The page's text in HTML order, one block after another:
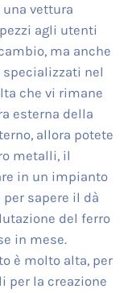
vettura
agli utenti
ma anche
nel
che vi rimane
esterna della
allora potete
metalli, il
in un impianto
sapere il dà
del ferro
in mese.
è molto alta, per
per la creazione